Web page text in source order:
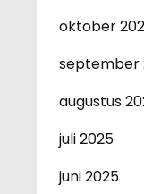
oktober
september
augustus
juli 2025
juni 2025